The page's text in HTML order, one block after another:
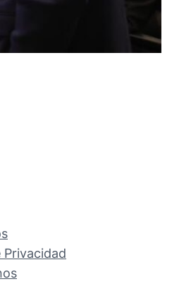
Privacidad